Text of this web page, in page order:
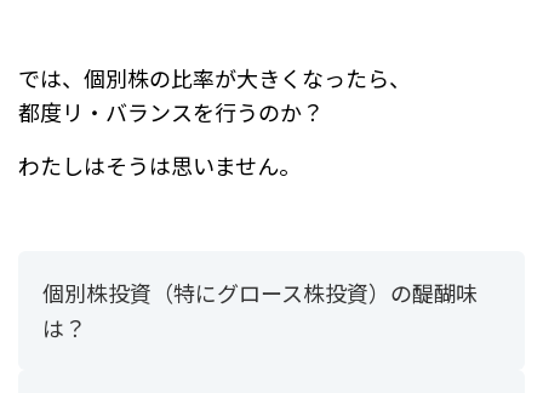
では、個別株の比率が大きくなったら、
都度リ・バランスを行うのか？
わたしはそうは思いません。
個別株投資（特にグロース株投資）の醍醐味
は？